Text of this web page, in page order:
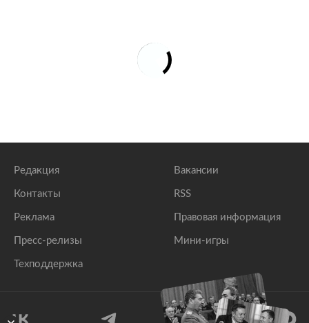
Редакция
Контакты
Реклама
Пресс-релизы
Техподдержка
Вакансии
RSS
Правовая информация
Мини-игры